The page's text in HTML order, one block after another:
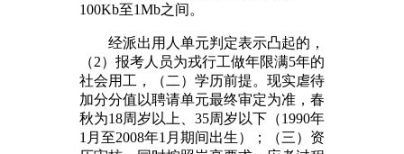
100Kb至1Mb之间。
经派出用人单元判定表示凸起的，
（2）报考人员为戎行工做年限满5年的
社会用工，（二）学历前提。现实虐待
加分分值以聘请单元最终审定为准，春
秋为18周岁以上、35周岁以下（1990年
1月至2008年1月期间出生）；（三）资